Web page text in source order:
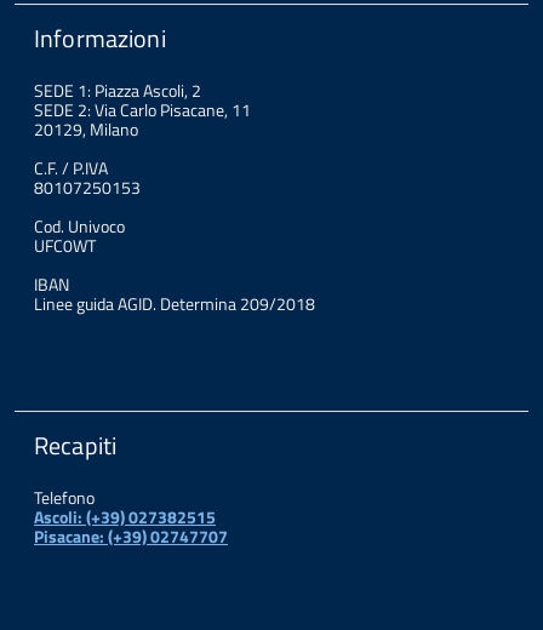
Informazioni
SEDE 1: Piazza Ascoli, 2
SEDE 2: Via Carlo Pisacane, 11
20129, Milano
C.F. / P.IVA
80107250153
Cod. Univoco
UFC0WT
IBAN
Linee guida AGID. Determina 209/2018
Recapiti
Telefono
Ascoli: (+39) 027382515
Pisacane: (+39) 02747707